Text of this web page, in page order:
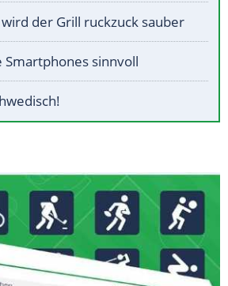
der Grill ruckzuck sauber
Smartphones sinnvoll